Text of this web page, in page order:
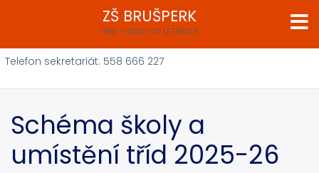
obsahu
ZŠ BRUŠPERK
1950 – 2020 | 70 LET ŠKOLY
Telefon sekretariát: 558 666 227
Schéma školy a
umístění tříd 2025-26